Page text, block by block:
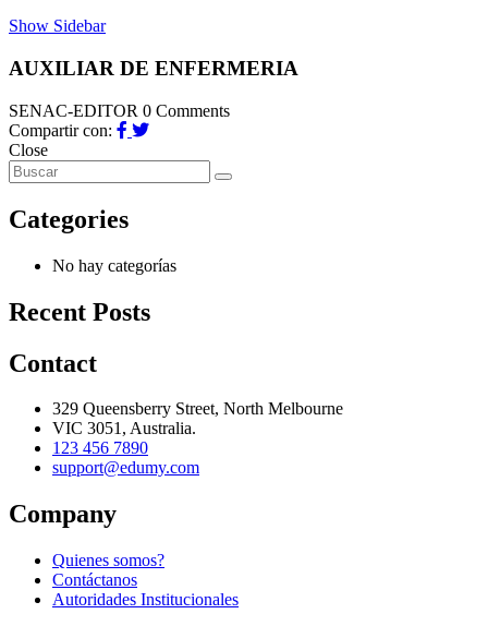
Show Sidebar
AUXILIAR DE ENFERMERIA
SENAC-EDITOR 0 Comments
Compartir con:
Close
Categories
No hay categorías
Recent Posts
Contact
329 Queensberry Street, North Melbourne
VIC 3051, Australia.
123 456 7890
support@edumy.com
Company
Quienes somos?
Contáctanos
Autoridades Institucionales